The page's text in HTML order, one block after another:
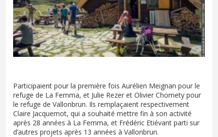
Participaient pour la première fois Aurélien Meignan pour le
refuge de La Femma, et Julie Rezer et Olivier Chomety pour
le refuge de Vallonbrun. Ils remplaçaient respectivement
Claire Jacquemot, qui a souhaité mettre fin à son activité
après 28 années à La Femma, et Frédéric Etiévant parti sur
d’autres projets après 13 années à Vallonbrun.